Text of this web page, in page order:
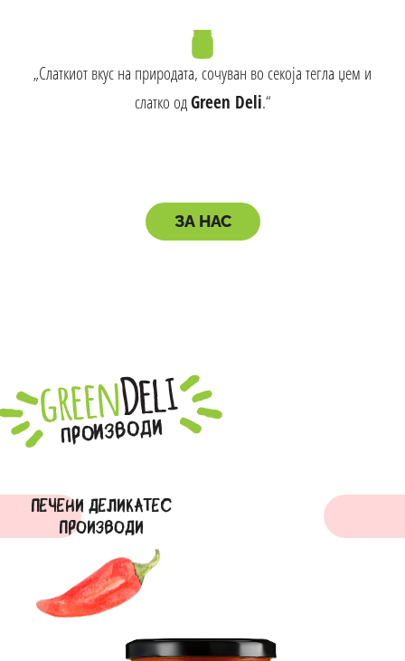
„Слаткиот вкус на природата, сочуван во секоја тегла џем и
слатко одGreen Deli.“
ЗА НАС
ПРОИЗВОДИ
ПEЧЕНИ ДЕЛИКАТЕС
ПРОИЗВОДИ